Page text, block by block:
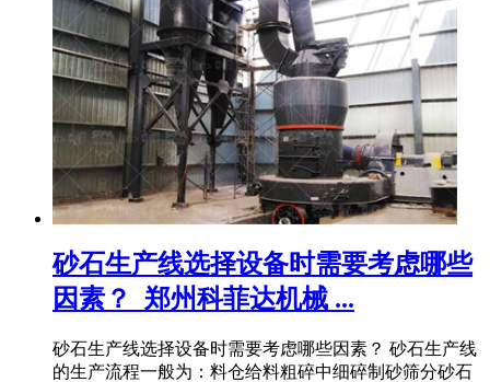
砂石生产线选择设备时需要考虑哪些
因素？_郑州科菲达机械 ...
砂石生产线选择设备时需要考虑哪些因素？ 砂石生产线
的生产流程一般为：料仓给料粗碎中细碎制砂筛分砂石